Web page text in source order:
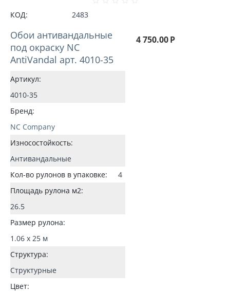
КОД: 2483
Обои антивандальные
под окраску NC
AntiVandal арт. 4010-35
Артикул:
4010-35
Бренд:
NC Company
Износостойкость:
Антивандальные
Кол-во рулонов в упаковке:
4
Площадь рулона м2:
26.5
Размер рулона:
1.06 x 25 м
Структура:
Структурные
Цвет:
4 750.00Р